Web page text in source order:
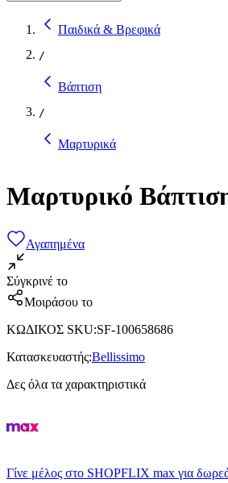
Παιδικά & Βρεφικά
/
Βάπτιση
/
Μαρτυρικά
Μαρτυρικό
Αγαπημένα
Σύγκρινέ το
Μοιράσου το
ΚΩΔΙΚΟΣ SKU:SF-100658686
Κατασκευαστής:Bellissimo
Δες όλα τα χαρακτηριστικά
Γίνε μέλος στο SHOPFLIX max για